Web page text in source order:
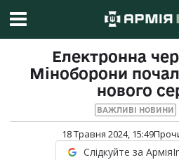
Електронна
Міноборони
нового
ВАЖЛИВІ НОВИНИ
18 Травня 2024, 15:49
Слідкуйте за